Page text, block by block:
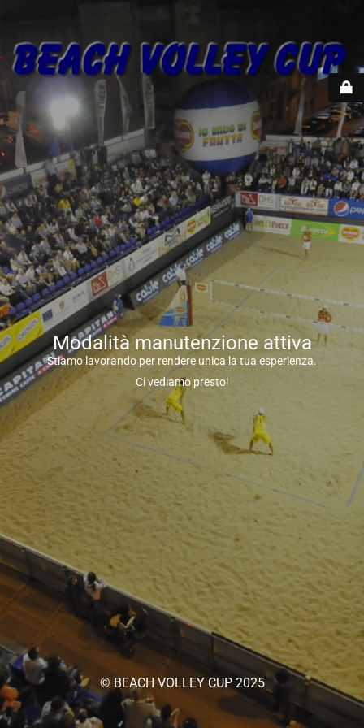
Modalità manutenzione attiva
Stiamo lavorando per rendere unica la tua esperienza.
Ci vediamo presto!
© BEACH VOLLEY CUP 2025